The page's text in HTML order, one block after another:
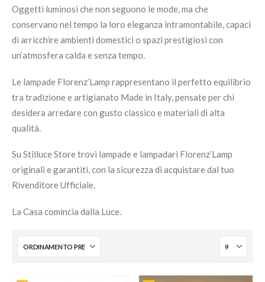
Oggetti luminosi che non seguono le mode, ma che
conservano nel tempo la loro eleganza intramontabile, capaci
di arricchire ambienti domestici o spazi prestigiosi con
un’atmosfera calda e senza tempo.
Le lampade Florenz’Lamp rappresentano il perfetto equilibrio
tra tradizione e artigianato Made in Italy, pensate per chi
desidera arredare con gusto classico e materiali di alta
qualità.
Su Stilluce Store trovi lampade e lampadari Florenz’Lamp
originali e garantiti, con la sicurezza di acquistare dal tuo
Rivenditore Ufficiale.
La Casa comincia dalla Luce.